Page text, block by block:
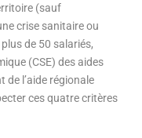
(sauf
crise sanitaire ou
de 50 salariés,
(CSE) des aides
de l’aide régionale
ces quatre critères